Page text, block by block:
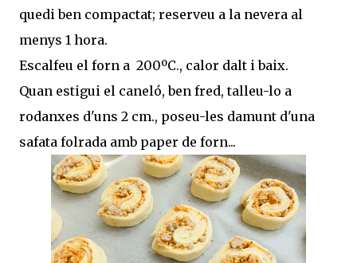
quedi ben compactat; reserveu a la nevera al
menys 1 hora.
Escalfeu el forn a 200ºC., calor dalt i baix.
Quan estigui el caneló, ben fred, talleu-lo a
rodanxes d'uns 2 cm., poseu-les damunt d'una
safata folrada amb paper de forn...